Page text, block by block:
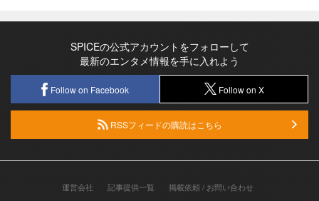
SPICEの公式アカウントをフォローして
最新のエンタメ情報を手に入れよう
Follow on Facebook Follow on X
RSSフィードの購読はこちら
運営会社 記事提供一覧 掲載依頼 / お問い合わせ